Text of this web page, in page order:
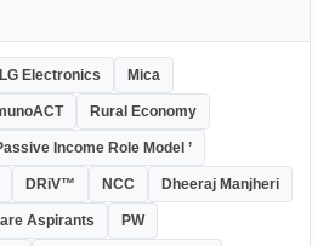
LG Electronics Mica
Rural Economy
Income Role Model ’
DRiV™ NCC Dheeraj Manjheri
Aspirants PW